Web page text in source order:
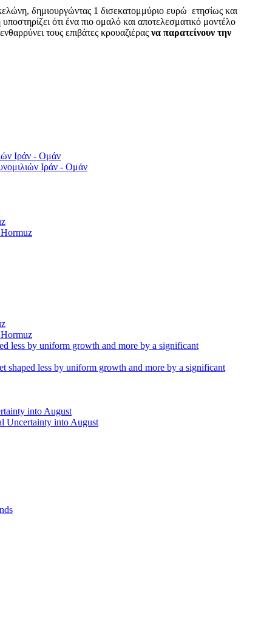
δημιουργώντας 1 δισεκατομμύριο ευρώ ετησίως και
ότι ένα πιο ομαλό και αποτελεσματικό μοντέλο
τους επιβάτες κρουαζιέρας να παρατείνουν την
Ιράν - Ομάν
shaped less by uniform growth and more by a significant
Uncertainty into August